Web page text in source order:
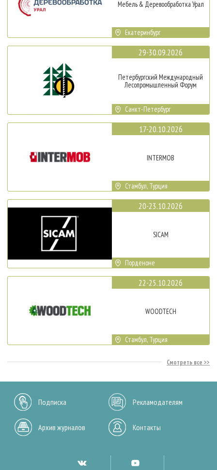
Мебель & Деревообработка Урал
Екатеринбург
29-30.09.2026
Петербургский Международный
Лесопромышленный Форум
Санкт-Петербург
17-20.10.2026
INTERMOB
Стамбул, Турция
20-23.10.2026
SICAM
Порденоне
22-25.10.2026
WOODTECH
Стамбул, Турция
Смотреть все
Подписка Рекламодателям
Архив журналов Контакты